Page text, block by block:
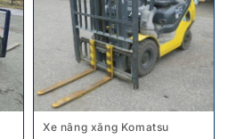
Xe nâng xăng Komatsu